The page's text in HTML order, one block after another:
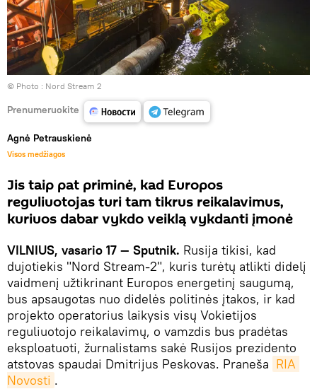
© Photo : Nord Stream 2
Prenumeruokite
Agnė Petrauskienė
Visos medžiagos
Jis taip pat priminė, kad Europos
reguliuotojas turi tam tikrus reikalavimus,
kuriuos dabar vykdo veiklą vykdanti įmonė
VILNIUS, vasario 17 — Sputnik. Rusija tikisi, kad
dujotiekis "Nord Stream-2", kuris turėtų atlikti didelį
vaidmenį užtikrinant Europos energetinį saugumą,
bus apsaugotas nuo didelės politinės įtakos, ir kad
projekto operatorius laikysis visų Vokietijos
reguliuotojo reikalavimų, o vamzdis bus pradėtas
eksploatuoti, žurnalistams sakė Rusijos prezidento
atstovas spaudai Dmitrijus Peskovas. Praneša RIA
Novosti .